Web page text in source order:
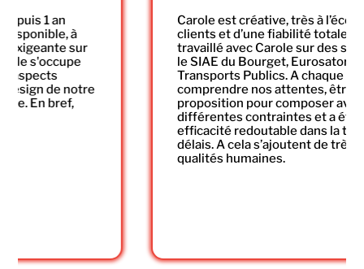
Carole est créative, très à l’écoute de ses
clients et d’une fiabilité totale. Nous avons
travaillé avec Carole sur des salons tels que
le SIAE du Bourget, Eurosatory ou encore
Transports Publics. A chaque fois, Carole a su
comprendre nos attentes, être force de
proposition pour composer avec nos
différentes contraintes et a été d’une
efficacité redoutable dans la tenue des
délais. A cela s’ajoutent de très belles